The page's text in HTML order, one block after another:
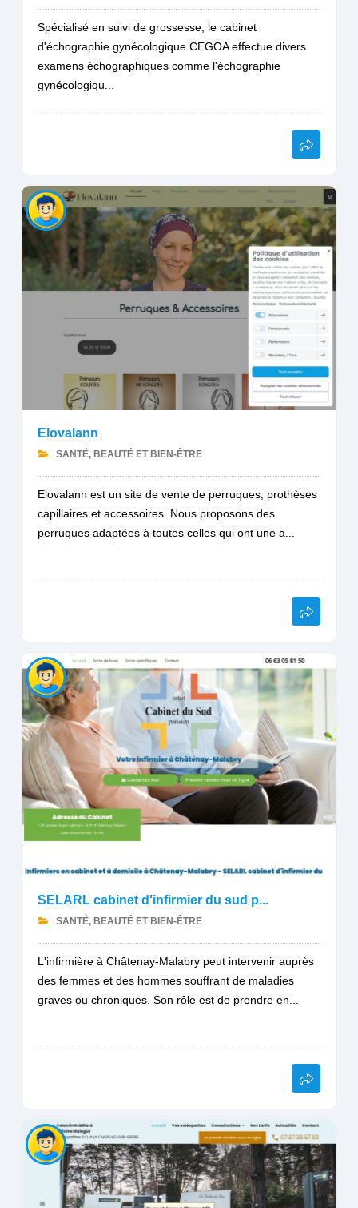
Spécialisé en suivi de grossesse, le cabinet
d'échographie gynécologique CEGOA effectue divers
examens échographiques comme l'échographie
gynécologiqu...
Elovalann
SANTÉ, BEAUTÉ ET BIEN-ÊTRE
Elovalann est un site de vente de perruques, prothèses
capillaires et accessoires. Nous proposons des
perruques adaptées à toutes celles qui ont une a...
SELARL cabinet d'infirmier du sud p...
SANTÉ, BEAUTÉ ET BIEN-ÊTRE
L'infirmière à Châtenay-Malabry peut intervenir auprès
des femmes et des hommes souffrant de maladies
graves ou chroniques. Son rôle est de prendre en...